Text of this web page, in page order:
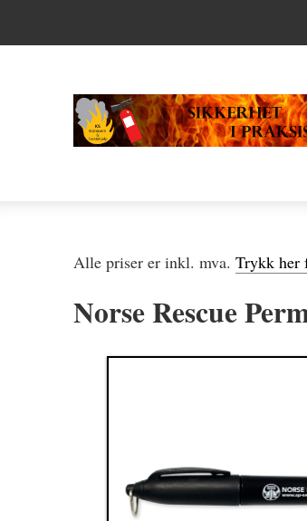
Alle priser er inkl. mva. Trykk her
Norse Rescue